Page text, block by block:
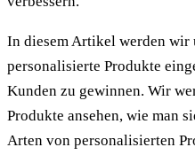
In diesem Artikel werden wir
personalisierte Produkte
Kunden zu gewinnen. Wir
Produkte ansehen, wie man
Arten von personalisierten